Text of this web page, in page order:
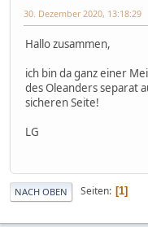
30. Dezember 2020, 13:18:29
Hallo zusammen,
ich bin da ganz einer
des Oleanders separat
sicheren Seite!
LG
NACH OBEN Seiten 1